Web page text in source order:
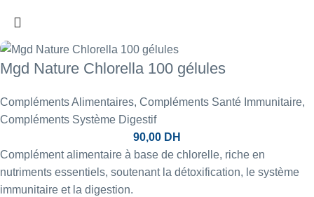
Mgd Nature Chlorella 100 gélules
Compléments Alimentaires, Compléments Santé Immunitaire,
Compléments Système Digestif
90,00 DH
Complément alimentaire à base de chlorelle, riche en
nutriments essentiels, soutenant la détoxification, le système
immunitaire et la digestion.